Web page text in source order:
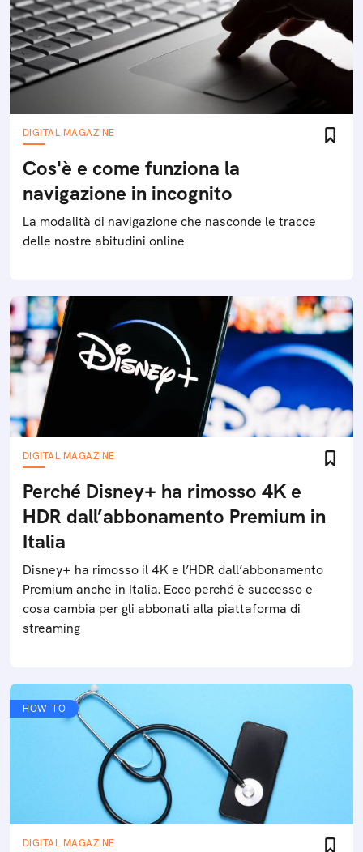
DIGITAL MAGAZINE
Cos'è e come funziona la
navigazione in incognito
La modalità di navigazione che nasconde le tracce
delle nostre abitudini online
DIGITAL MAGAZINE
Perché Disney+ ha rimosso 4K e
HDR dall’abbonamento Premium in
Italia
Disney+ ha rimosso il 4K e l’HDR dall’abbonamento
Premium anche in Italia. Ecco perché è successo e
cosa cambia per gli abbonati alla piattaforma di
streaming
HOW-TO
DIGITAL MAGAZINE